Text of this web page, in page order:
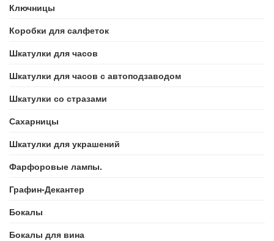
Ключницы
Коробки для салфеток
Шкатулки для часов
Шкатулки для часов с автоподзаводом
Шкатулки со стразами
Сахарницы
Шкатулки для украшений
Фарфоровые лампы.
Графин-Декантер
Бокалы
Бокалы для вина